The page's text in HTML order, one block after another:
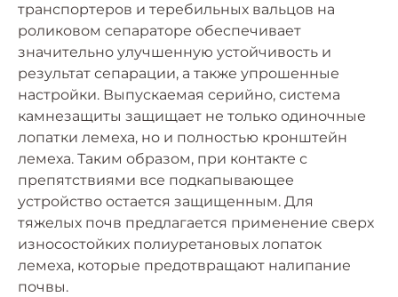
транспортеров и теребильных вальцов на
роликовом сепараторе обеспечивает
значительно улучшенную устойчивость и
результат сепарации, а также упрошенные
настройки. Выпускаемая серийно, система
камнезащиты защищает не только одиночные
лопатки лемеха, но и полностью кронштейн
лемеха. Таким образом, при контакте с
препятствиями все подкапывающее
устройство остается защищенным. Для
тяжелых почв предлагается применение сверх
износостойких полиуретановых лопаток
лемеха, которые предотвращают налипание
почвы.